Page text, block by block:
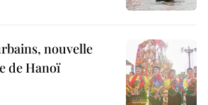
nouvelle
de Hanoï